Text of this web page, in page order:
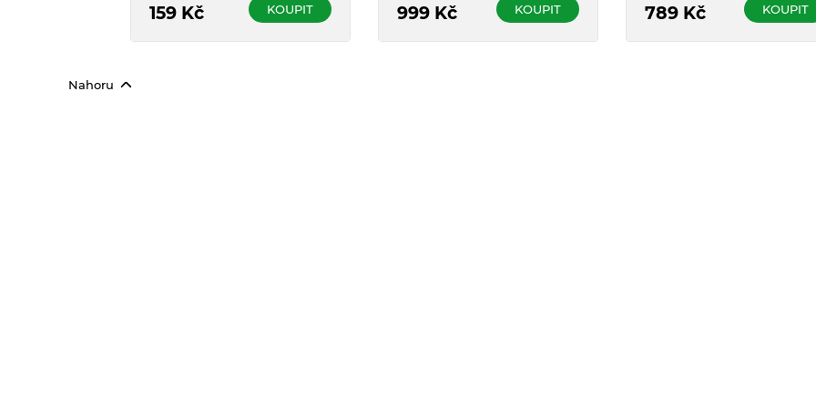
159Kč
KOUPIT
999Kč
KOUPIT
…) a snadno se užívají.
789Kč
KOUPIT
Nahoru